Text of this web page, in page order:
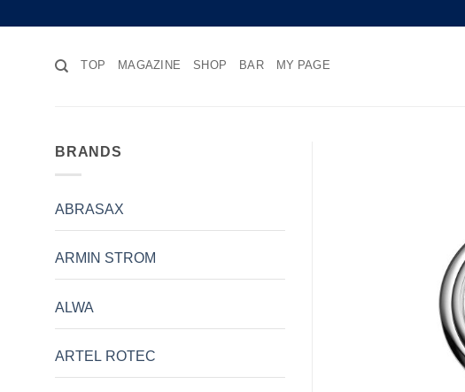
to
TOP MAGAZINE SHOP BAR MY PAGE
BRANDS
ABRASAX
ARMIN STROM
ALWA
ARTEL ROTEC